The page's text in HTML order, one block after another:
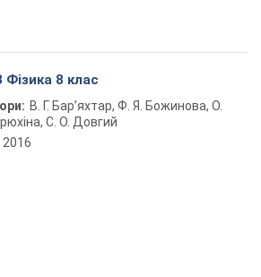
Фізика 8 клас
В. Г. Бар’яхтар, Ф. Я. Божинова, О.
С. О. Довгий
2016